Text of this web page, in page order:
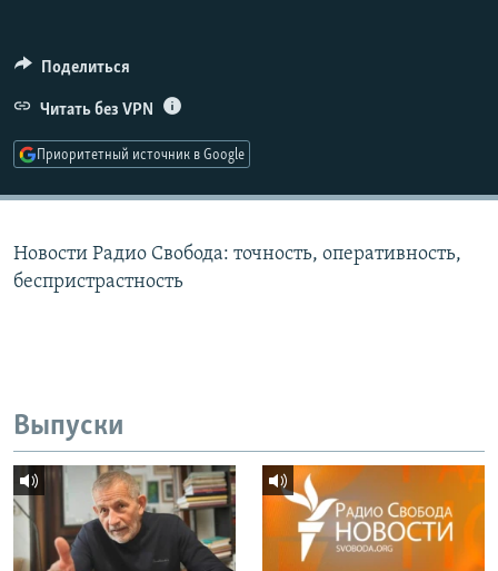
ПОДПИШИТЕСЬ НА РАССЫЛКУ
СОЦИАЛЬНЫЕ СЕТИ
Поделиться
Читать без VPN
Приоритетный источник в Google
Новости Радио Свобода: точность, оперативность,
беспристрастность
Выпуски